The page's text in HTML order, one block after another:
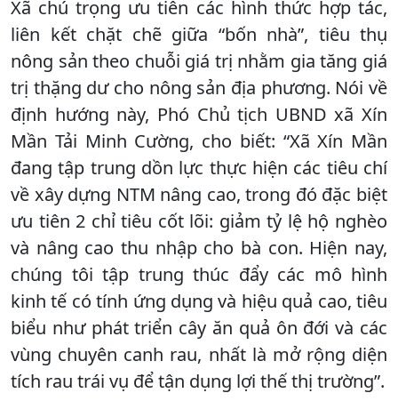
Xã chú trọng ưu tiên các hình thức hợp tác,
liên kết chặt chẽ giữa “bốn nhà”, tiêu thụ
nông sản theo chuỗi giá trị nhằm gia tăng giá
trị thặng dư cho nông sản địa phương. Nói về
định hướng này, Phó Chủ tịch UBND xã Xín
Mần Tải Minh Cường, cho biết: “Xã Xín Mần
đang tập trung dồn lực thực hiện các tiêu chí
về xây dựng NTM nâng cao, trong đó đặc biệt
ưu tiên 2 chỉ tiêu cốt lõi: giảm tỷ lệ hộ nghèo
và nâng cao thu nhập cho bà con. Hiện nay,
chúng tôi tập trung thúc đẩy các mô hình
kinh tế có tính ứng dụng và hiệu quả cao, tiêu
biểu như phát triển cây ăn quả ôn đới và các
vùng chuyên canh rau, nhất là mở rộng diện
tích rau trái vụ để tận dụng lợi thế thị trường”.